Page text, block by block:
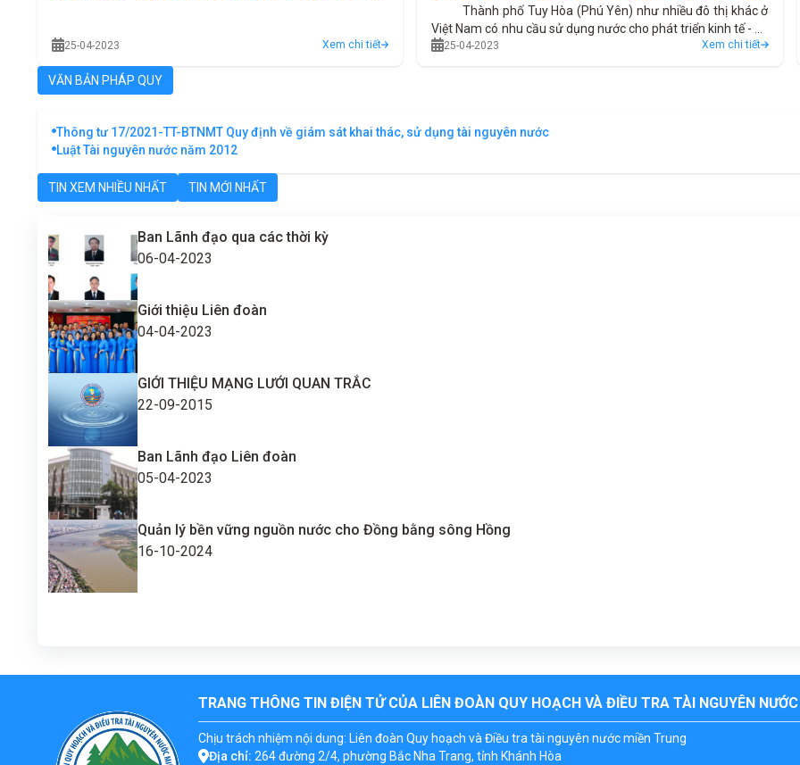
25-04-2023 Xem chi tiết
LỚN - ĐÔ THỊ TUY HÒA
Thành phố Tuy Hòa (Phú Yên) như nhiều đô thị khác ở
Việt Nam có nhu cầu sử dụng nước cho phát triển kinh tế - xã
hội ngày càng tăng dẫn đến nhu cầu khai thác nước dưới đất
vững của đô thị Tuy Hòa.
25-04-2023 Xem chi tiết
VĂN BẢN PHÁP QUY
Thông tư 17/2021-TT-BTNMT Quy định về giám sát khai thác, sử dụng tài nguyên nước
Luật Tài nguyên nước năm 2012
TIN XEM NHIỀU NHẤT TIN MỚI NHẤT
Ban Lãnh đạo qua các thời kỳ
06-04-2023
Giới thiệu Liên đoàn
04-04-2023
GIỚI THIỆU MẠNG LƯỚI QUAN TRẮC
22-09-2015
Ban Lãnh đạo Liên đoàn
05-04-2023
Quản lý bền vững nguồn nước cho Đồng bằng sông Hồng
16-10-2024
TRANG THÔNG TIN ĐIỆN TỬ CỦA LIÊN ĐOÀN QUY HOẠCH VÀ ĐIỀU TRA TÀI NGUYÊN
Chịu trách nhiệm nội dung: Liên đoàn Quy hoạch và Điều tra tài nguyên nước miền Trung
Địa chỉ: 264 đường 2/4, phường Bắc Nha Trang, tỉnh Khánh Hòa